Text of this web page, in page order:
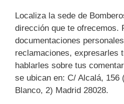
Localiza la sede de
dirección que te ofrecemos.
documentaciones
reclamaciones, expresarles
hablarles sobre tus
se ubican en: C/ Alcalá, 156
Blanco, 2) Madrid 28028.